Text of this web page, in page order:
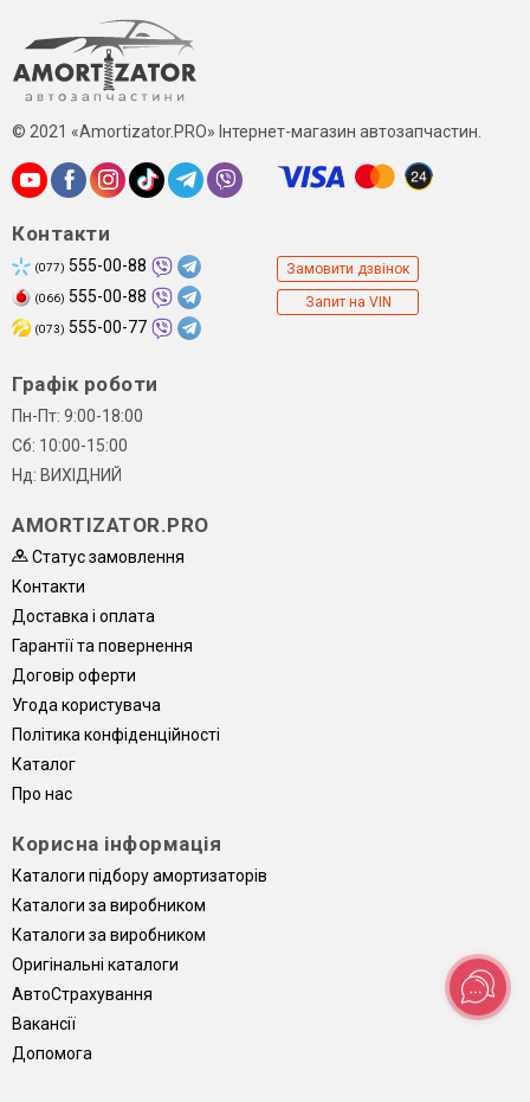
© 2021 «Amortizator.PRO» Інтернет-магазин автозапчастин.
Контакти
(077) 555-00-88
(066) 555-00-88
(073) 555-00-77
Замовити дзвінок
Запит на VIN
Графік роботи
Пн-Пт: 9:00-18:00
Сб: 10:00-15:00
Нд: ВИХІДНИЙ
AMORTIZATOR.PRO
Статус замовлення
Контакти
Доставка і оплата
Гарантії та повернення
Договір оферти
Угода користувача
Політика конфіденційності
Каталог
Про нас
Корисна інформація
Каталоги підбору амортизаторів
Каталоги за виробником
Каталоги за виробником
Оригінальні каталоги
АвтоCтрахування
Вакансії
Допомога